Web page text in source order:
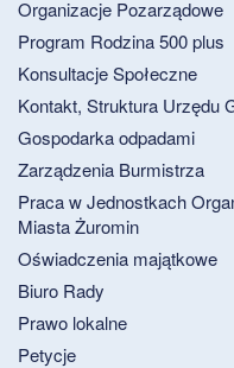
Organizacje Pozarządowe
Program Rodzina 500 plus
Konsultacje Społeczne
Kontakt, Struktura Urzędu
Gospodarka odpadami
Zarządzenia Burmistrza
Praca w Jednostkach
Miasta Żuromin
Oświadczenia majątkowe
Biuro Rady
Prawo lokalne
Petycje